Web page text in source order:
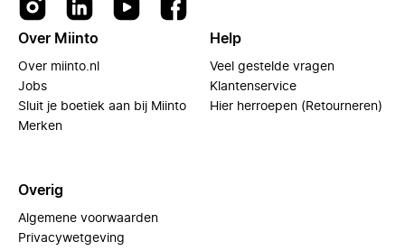
Over Miinto
Over miinto.nl
Jobs
Sluit je boetiek aan bij Miinto
Merken
Help
Veel gestelde vragen
Klantenservice
Hier herroepen (Retourneren)
Overig
Algemene voorwaarden
Privacywetgeving